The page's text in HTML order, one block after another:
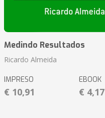
Medindo Resultados
Ricardo Almeida
IMPRESO
€ 10,91
EBOOK
€ 4,17